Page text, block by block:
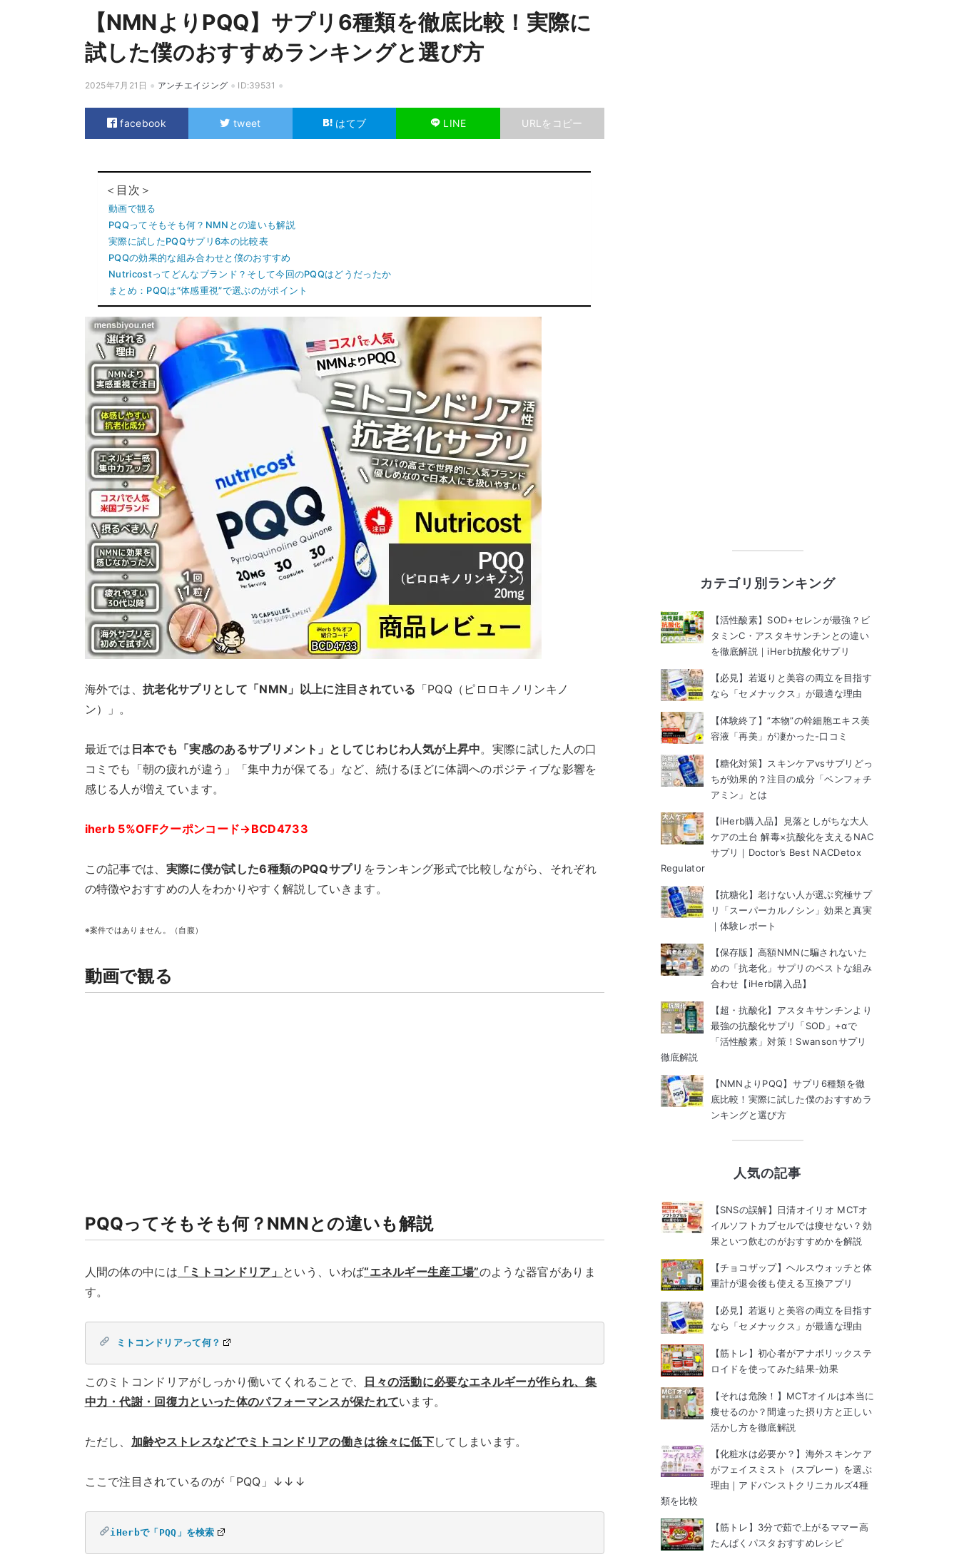
【NMNよりPQQ】サプリ6種類を徹底比較！実際に
試した僕のおすすめランキングと選び方
2025年7月21日 アンチエイジング ID:39531
facebook tweet はてブ LINE URLをコピー
＜目次＞
動画で観る
PQQってそもそも何？NMNとの違いも解説
実際に試したPQQサプリ6本の比較表
PQQの効果的な組み合わせと僕のおすすめ
Nutricostってどんなブランド？そして今回のPQQはどうだったか
まとめ：PQQは“体感重視”で選ぶのがポイント
海外では、抗老化サプリとして「NMN」以上に注目されている 「PQQ（ピロロキノリンキノ
ン）」。
最近では 日本でも「実感のあるサプリメント」としてじわじわ人気が上昇中。実際に試した人の口
コミでも「朝の疲れが違う」「集中力が保てる」など、続けるほどに体調へのポジティブな影響を
感じる人が増えています。
iherb 5%OFFクーポンコード→BCD4733
この記事では、 実際に僕が試した6種類のPQQサプリ をランキング形式で比較しながら、それぞれ
の特徴やおすすめの人をわかりやすく解説していきます。
※案件ではありません。（自腹）
動画で観る
PQQってそもそも何？NMNとの違いも解説
人間の体の中には 「ミトコンドリア」 という、いわば“エネルギー生産工場”のような器官がありま
す。
ミトコンドリアって何？
このミトコンドリアがしっかり働いてくれることで、
日々の活動に必要なエネルギーが作られ、集
中力・代謝・回復力といった体のパフォーマンスが保たれています。
ただし、 加齢やストレスなどでミトコンドリアの働きは徐々に低下してしまいます。
ここで注目されているのが「PQQ」↓↓↓
iHerbで「PQQ」を検索
カテゴリ別ランキング
【活性酸素】SOD+セレンが最強？ビ
タミンC・アスタキサンチンとの違い
を徹底解説｜iHerb抗酸化サプリ
【必見】若返りと美容の両立を目指す
なら「セメナックス」が最適な理由
【体験終了】”本物”の幹細胞エキス美
容液「再美」が凄かった-口コミ
【糖化対策】スキンケアvsサプリどっ
ちが効果的？注目の成分「ベンフォチ
アミン」とは
【iHerb購入品】見落としがちな大人
ケアの土台 解毒×抗酸化を支えるNAC
サプリ｜Doctor’s Best NACDetox
Regulator
【抗糖化】老けない人が選ぶ究極サプ
リ「スーパーカルノシン」効果と真実
｜体験レポート
【保存版】高額NMNに騙されないた
めの「抗老化」サプリのベストな組み
合わせ【iHerb購入品】
【超・抗酸化】アスタキサンチンより
最強の抗酸化サプリ「SOD」+αで
「活性酸素」対策！Swansonサプリ
徹底解説
【NMNよりPQQ】サプリ6種類を徹
底比較！実際に試した僕のおすすめラ
ンキングと選び方
人気の記事
【SNSの誤解】日清オイリオ MCTオ
イルソフトカプセルでは痩せない？効
果といつ飲むのがおすすめかを解説
【チョコザップ】ヘルスウォッチと体
重計が退会後も使える互換アプリ
【必見】若返りと美容の両立を目指す
なら「セメナックス」が最適な理由
【筋トレ】初心者がアナボリックステ
ロイドを使ってみた結果-効果
【それは危険！】MCTオイルは本当に
痩せるのか？間違った摂り方と正しい
活かし方を徹底解説
【化粧水は必要か？】海外スキンケア
がフェイスミスト（スプレー）を選ぶ
理由｜アドバンストクリニカルズ4種
類を比較
【筋トレ】3分で茹で上がるママー高
たんぱくパスタおすすめレシピ